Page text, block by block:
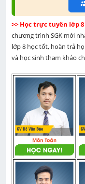
>> Học trực tuyến lớp
chương trình SGK mới
lớp 8 học tốt, hoàn trả
và học sinh tham khảo